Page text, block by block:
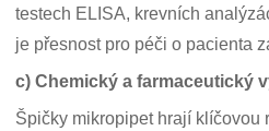
testech ELISA, krevních
je přesnost pro péči o pacienta
c) Chemický a farmaceutický
Špičky mikropipet hrají klíčovou